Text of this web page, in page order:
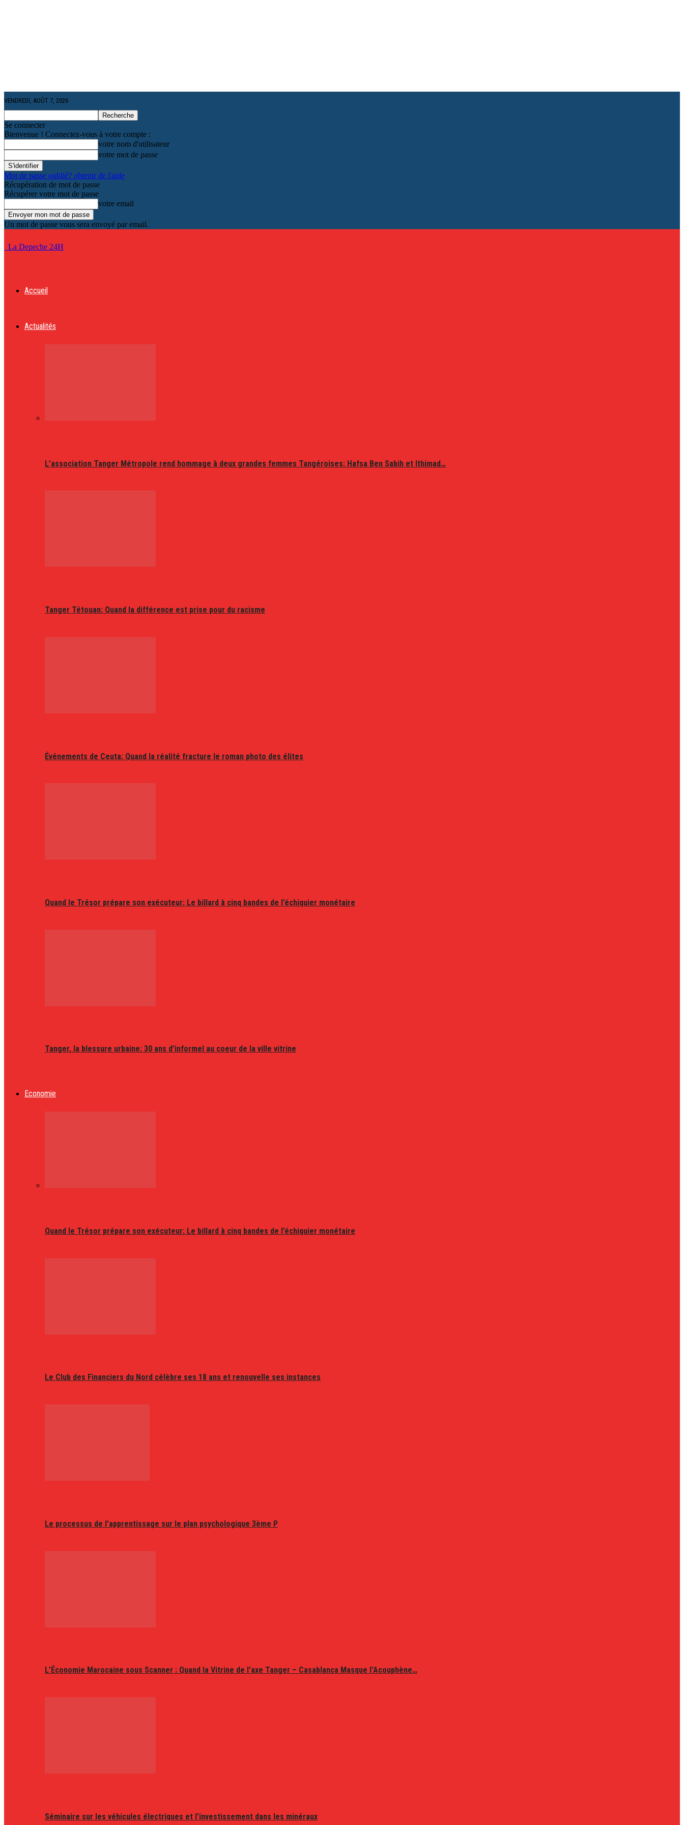
VENDREDI, AOÛT 7, 2026
Se connecter
Bienvenue ! Connectez-vous à votre compte :
votre nom d'utilisateur
votre mot de passe
Mot de passe oublié? obtenir de l'aide
Récupération de mot de passe
Récupérer votre mot de passe
votre email
Un mot de passe vous sera envoyé par email.
La Depeche 24H
Accueil
Actualités
L’association Tanger Métropole rend hommage à deux grandes femmes Tangéroises: Hafsa Ben Sabih et Ithimad…
Tanger Tétouan: Quand la différence est prise pour du racisme
Événements de Ceuta: Quand la réalité fracture le roman photo des élites
Quand le Trésor prépare son exécuteur: Le billard à cinq bandes de l’échiquier monétaire
Tanger, la blessure urbaine: 30 ans d’informel au coeur de la ville vitrine
Economie
Quand le Trésor prépare son exécuteur: Le billard à cinq bandes de l’échiquier monétaire
Le Club des Financiers du Nord célèbre ses 18 ans et renouvelle ses instances
Le processus de l’apprentissage sur le plan psychologique 3ème P
L’Économie Marocaine sous Scanner : Quand la Vitrine de l’axe Tanger – Casablanca Masque l’Acouphène…
Séminaire sur les véhicules électriques et l’investissement dans les minéraux